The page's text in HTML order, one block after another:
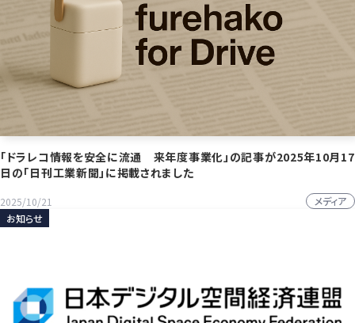
「ドラレコ情報を安全に流通 来年度事業化」の記事が2025年10月17
日の「日刊工業新聞」に掲載されました
2025/10/21
メディア
お知らせ